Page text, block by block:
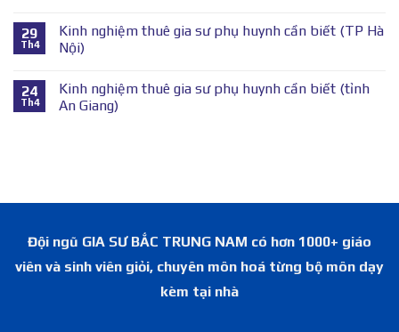
29
Th4
Kinh nghiệm thuê gia sư phụ huynh cần biết (TP Hà
Nội)
24
Th4
Kinh nghiệm thuê gia sư phụ huynh cần biết (tỉnh
An Giang)
Đội ngũ GIA SƯ BẮC TRUNG NAM có hơn 1000+ giáo
viên và sinh viên giỏi, chuyên môn hoá từng bộ môn dạy
kèm tại nhà